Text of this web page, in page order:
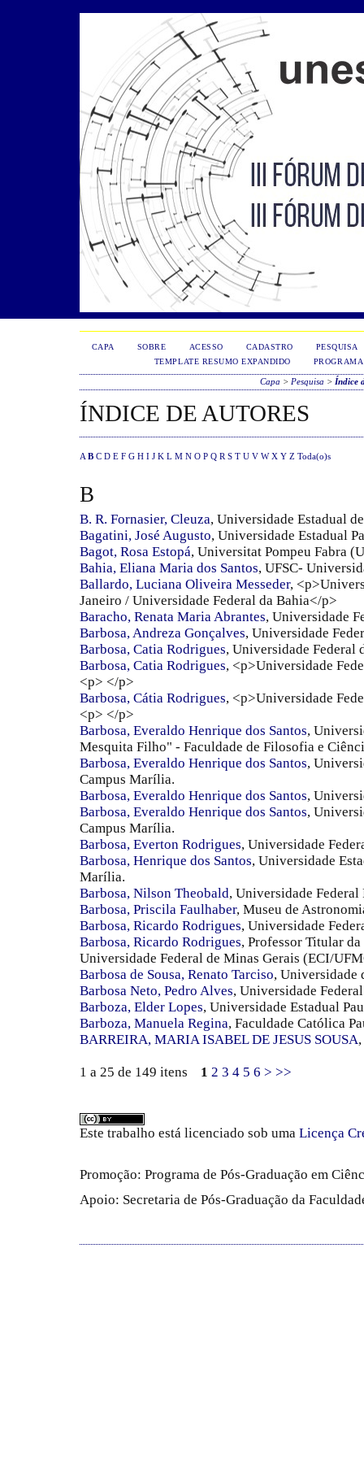
CAPA SOBRE ACESSO CADASTRO
PESQUISA
TEMPLATE RESUMO EXPANDIDO
PROGRAMA
Capa > Pesquisa > Índice
ÍNDICE DE AUTORES
A B C D E F G H I J K L M N O P Q R S T U V W X Y Z Toda(o)s
B
B. R. Fornasier, Cleuza, Universidade Estadual
Bagatini, José Augusto, Universidade Estadual
Bagot, Rosa Estopá, Universitat Pompeu Fabra
Bahia, Eliana Maria dos Santos, UFSC-
Ballardo, Luciana Oliveira Messeder,
Janeiro / Universidade Federal da Bahia</p>
Baracho, Renata Maria Abrantes, Universidade
Barbosa, Andreza Gonçalves, Universidade
Barbosa, Catia Rodrigues, Universidade Federal
Barbosa, Catia Rodrigues, <p>Universidade
<p> </p>
Barbosa, Cátia Rodrigues, <p>Universidade
<p> </p>
Barbosa, Everaldo Henrique dos Santos,
Mesquita Filho" - Faculdade de Filosofia e
Barbosa, Everaldo Henrique dos Santos,
Campus Marília.
Barbosa, Everaldo Henrique dos Santos,
Barbosa, Everaldo Henrique dos Santos,
Campus Marília.
Barbosa, Everton Rodrigues, Universidade
Barbosa, Henrique dos Santos, Universidade
Marília.
Barbosa, Nilson Theobald, Universidade Federal
Barbosa, Priscila Faulhaber, Museu de
Barbosa, Ricardo Rodrigues, Universidade
Barbosa, Ricardo Rodrigues, Professor Titular
Universidade Federal de Minas Gerais (ECI/
Barbosa de Sousa, Renato Tarciso, Universidade
Barbosa Neto, Pedro Alves, Universidade
Barboza, Elder Lopes, Universidade Estadual
Barboza, Manuela Regina, Faculdade Católica
BARREIRA, MARIA ISABEL DE JESUS SOUSA
1 a 25 de 149 itens 1 2 3 4 5 6 > >>
Este trabalho está licenciado sob uma Licença
Promoção: Programa de Pós-Graduação em
Apoio: Secretaria de Pós-Graduação da